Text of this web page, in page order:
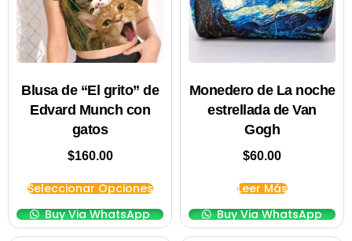
Blusa de “El grito” de
Edvard Munch con
gatos
$160.00
Seleccionar Opciones
Buy Via WhatsApp
Monedero de La noche
estrellada de Van
Gogh
$60.00
Leer Más
Buy Via WhatsApp